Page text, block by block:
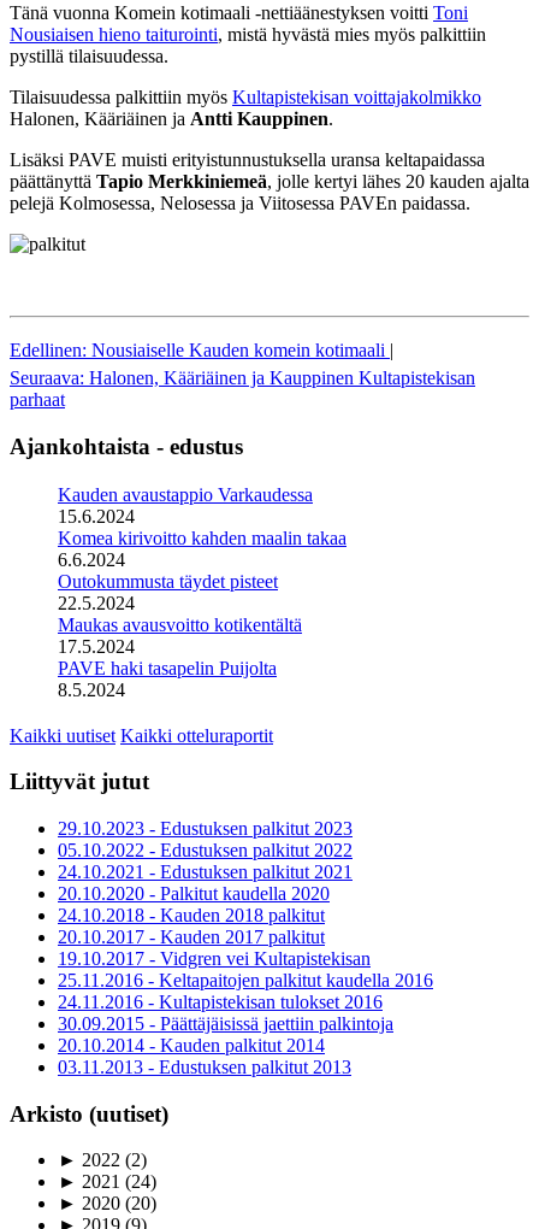
Tänä vuonna Komein kotimaali -nettiäänestyksen voitti Toni
Nousiaisen hieno taiturointi, mistä hyvästä mies myös palkittiin
pystillä tilaisuudessa.
Tilaisuudessa palkittiin myös Kultapistekisan voittajakolmikko
Halonen, Kääriäinen ja Antti Kauppinen.
Lisäksi PAVE muisti erityistunnustuksella uransa keltapaidassa
päättänyttä Tapio Merkkiniemeä, jolle kertyi lähes 20 kauden ajalta
pelejä Kolmosessa, Nelosessa ja Viitosessa PAVEn paidassa.
Edellinen: Nousiaiselle Kauden komein kotimaali |
Seuraava: Halonen, Kääriäinen ja Kauppinen Kultapistekisan
parhaat
Ajankohtaista - edustus
Kauden avaustappio Varkaudessa
15.6.2024
Komea kirivoitto kahden maalin takaa
6.6.2024
Outokummusta täydet pisteet
22.5.2024
Maukas avausvoitto kotikentältä
17.5.2024
PAVE haki tasapelin Puijolta
8.5.2024
Kaikki uutiset Kaikki otteluraportit
Liittyvät jutut
29.10.2023 - Edustuksen palkitut 2023
05.10.2022 - Edustuksen palkitut 2022
24.10.2021 - Edustuksen palkitut 2021
20.10.2020 - Palkitut kaudella 2020
24.10.2018 - Kauden 2018 palkitut
20.10.2017 - Kauden 2017 palkitut
19.10.2017 - Vidgren vei Kultapistekisan
25.11.2016 - Keltapaitojen palkitut kaudella 2016
24.11.2016 - Kultapistekisan tulokset 2016
30.09.2015 - Päättäjäisissä jaettiin palkintoja
20.10.2014 - Kauden palkitut 2014
03.11.2013 - Edustuksen palkitut 2013
Arkisto (uutiset)
► 2022 (2)
► 2021 (24)
► 2020 (20)